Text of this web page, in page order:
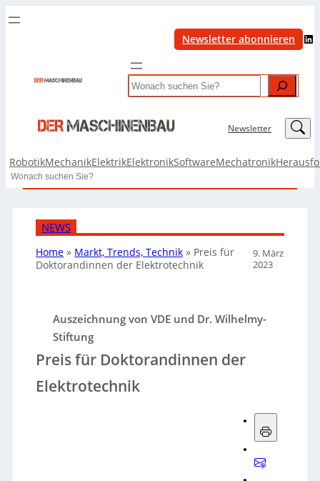
Newsletter abonnieren LinkedIn
Search
Newsletter LinkedIn
RobotikMechanikElektrikElektronikSoftwareMechatronik
Search
NEWS
Home » Markt, Trends, Technik » Preis für
Doktorandinnen der Elektrotechnik
9. März
2023
Auszeichnung von VDE und Dr. Wilhelmy-
Stiftung
Preis für Doktorandinnen der
Elektrotechnik